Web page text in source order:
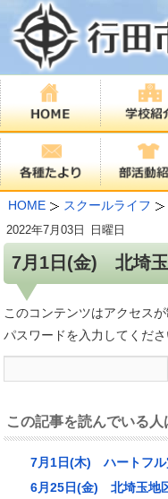
HOME スクールライフ
7月1日(金) 北埼
2022年7月03日 日曜日
このコンテンツはアクセス
パスワードを入力してくださ
この記事を読んでいる
7月1日(木) ハートフル
6月25日(金) 北埼玉地